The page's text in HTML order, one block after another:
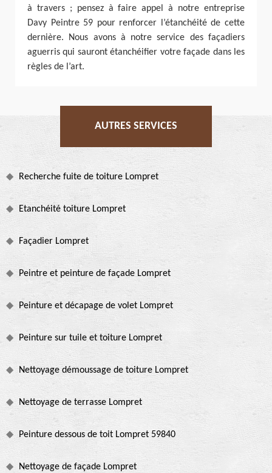
à travers ; pensez à faire appel à notre entreprise
Davy Peintre 59 pour renforcer l’étanchéité de cette
dernière. Nous avons à notre service des façadiers
aguerris qui sauront étanchéifier votre façade dans les
règles de l’art.
AUTRES SERVICES
Recherche fuite de toiture Lompret
Etanchéité toiture Lompret
Façadier Lompret
Peintre et peinture de façade Lompret
Peinture et décapage de volet Lompret
Peinture sur tuile et toiture Lompret
Nettoyage démoussage de toiture Lompret
Nettoyage de terrasse Lompret
Peinture dessous de toit Lompret 59840
Nettoyage de façade Lompret